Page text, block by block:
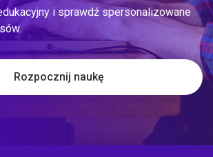
i sprawdź spersonalizowane
Rozpocznij naukę